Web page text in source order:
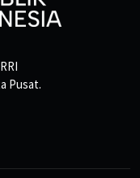
Pusat.